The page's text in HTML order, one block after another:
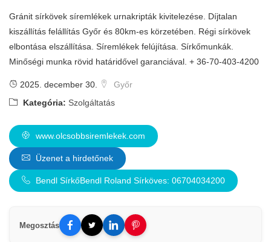
Gránit sírkövek síremlékek urnakripták kivitelezése. Díjtalan
kiszállítás felállítás Győr és 80km-es körzetében. Régi sírkövek
elbontása elszállítása. Síremlékek felújítása. Sírkőmunkák.
Minőségi munka rövid határidővel garanciával. + 36-70-403-4200
2025. december 30.
Győr
Kategória: Szolgáltatás
www.olcsobbsiremlekek.com
Üzenet a hirdetőnek
Bendl SírkőBendl Roland Sírköves: 06704034200
Megosztás